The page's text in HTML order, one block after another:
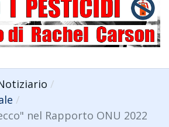
nel Rapporto ONU 2022